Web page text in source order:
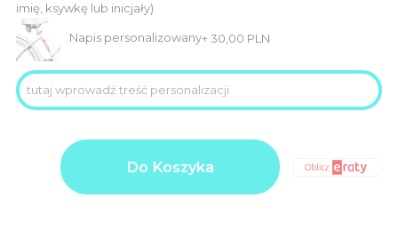
imię, ksywkę lub inicjały)
Napis personalizowany+ 30,00 PLN
Product
price
Do Koszyka